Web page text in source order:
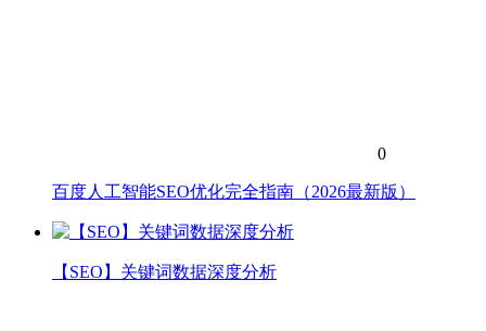
0
百度人工智能SEO优化完全指南（2026最新版）
【SEO】关键词数据深度分析